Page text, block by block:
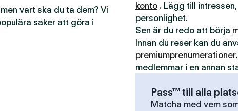
vart ska du ta dem? Vi
saker att göra i
konto . Lägg till
personlighet.
Sen är du redo att börja
Innan du reser kan du
premiumprenumerationer
medlemmar i en annan
Pass™ till alla
Matcha med vem